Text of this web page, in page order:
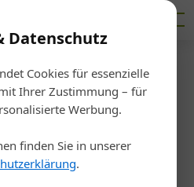
Datenschutz
Cookies für essenzielle
Ihrer Zustimmung – für
Werbung.
finden Sie in unserer
.
/Bauen
München
in vielen